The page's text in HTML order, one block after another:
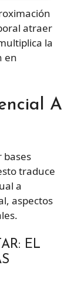
atraer
la
en
A
bases
traduce
a
aspectos
EL